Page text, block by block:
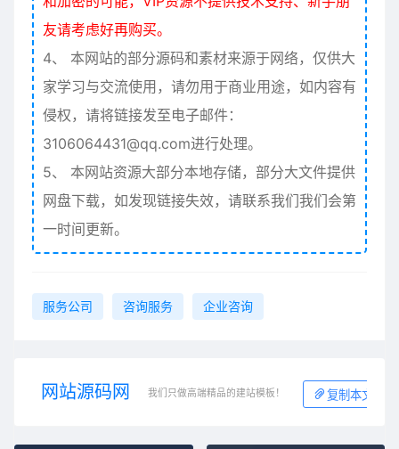
友请考虑好再购买。
4、
本网站的部分源码和素材来源于网络，仅供大
家学习与交流使用，请勿用于商业用途，如内容有
侵权，请将链接发至电子邮件：
3106064431@qq.com进行处理。
5、
本网站资源大部分本地存储，部分大文件提供
网盘下载，如发现链接失效，请联系我们我们会第
一时间更新。
服务公司 咨询服务 企业咨询
网站源码网 我们只做高端精品的建站模板！ 复制本文链接